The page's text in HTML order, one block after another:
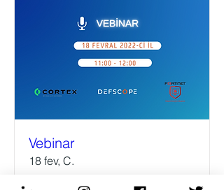
Vebinar
18 fev, C.